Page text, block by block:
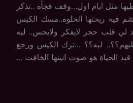
مثل ايام اول…وقف فجأه ..تذكر
فيه ريحتها الحلوه..مسك الكيس
لي قلب حجر لايفكر ولايحس.. ليه
ليه؟؟ …ترك الكيس ورجع
الحياة هو صوت انينها الخافت …